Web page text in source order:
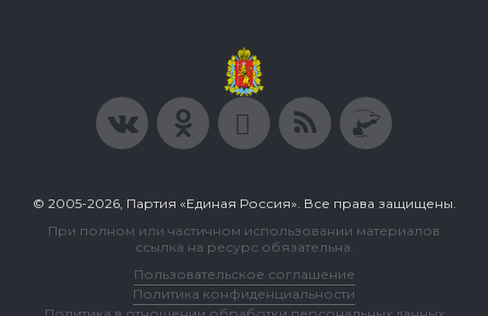
© 2005-2026, Партия «Единая Россия». Все права защищены.
При полном или частичном использовании материалов
ссылка на ресурс обязательна.
Пользовательское соглашение
Политика конфиденциальности